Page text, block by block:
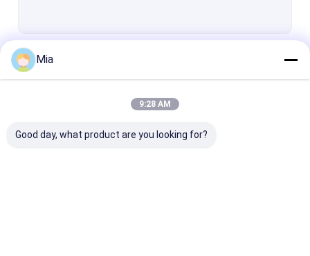
Mia
9:28 AM
Good day, what product are you looking for?